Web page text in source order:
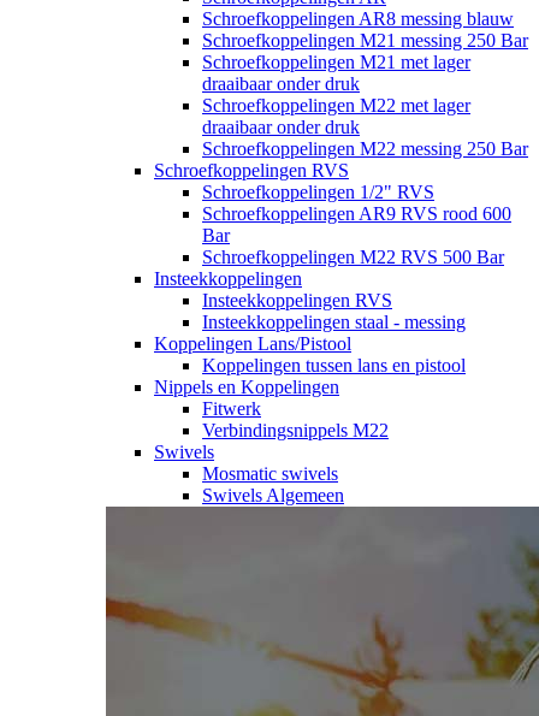
Schroefkoppelingen AR8 messing blauw
Schroefkoppelingen M21 messing 250 Bar
Schroefkoppelingen M21 met lager
draaibaar onder druk
Schroefkoppelingen M22 met lager
draaibaar onder druk
Schroefkoppelingen M22 messing 250 Bar
Schroefkoppelingen RVS
Schroefkoppelingen 1/2" RVS
Schroefkoppelingen AR9 RVS rood 600
Bar
Schroefkoppelingen M22 RVS 500 Bar
Insteekkoppelingen
Insteekkoppelingen RVS
Insteekkoppelingen staal - messing
Koppelingen Lans/Pistool
Koppelingen tussen lans en pistool
Nippels en Koppelingen
Fitwerk
Verbindingsnippels M22
Swivels
Mosmatic swivels
Swivels Algemeen